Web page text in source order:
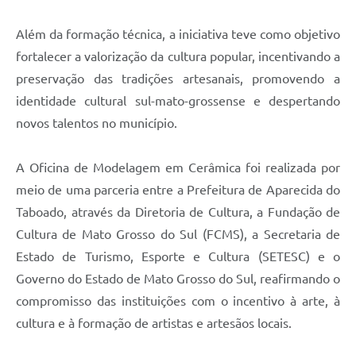
Além da formação técnica, a iniciativa teve como objetivo
fortalecer a valorização da cultura popular, incentivando a
preservação das tradições artesanais, promovendo a
identidade cultural sul-mato-grossense e despertando
novos talentos no município.
A Oficina de Modelagem em Cerâmica foi realizada por
meio de uma parceria entre a Prefeitura de Aparecida do
Taboado, através da Diretoria de Cultura, a Fundação de
Cultura de Mato Grosso do Sul (FCMS), a Secretaria de
Estado de Turismo, Esporte e Cultura (SETESC) e o
Governo do Estado de Mato Grosso do Sul, reafirmando o
compromisso das instituições com o incentivo à arte, à
cultura e à formação de artistas e artesãos locais.